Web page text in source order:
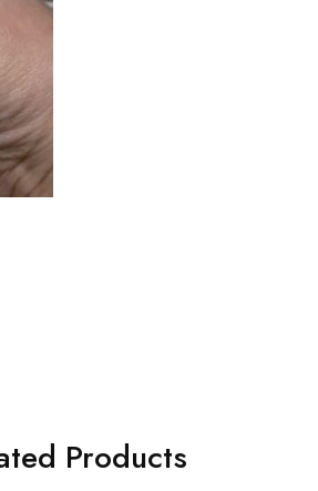
Products